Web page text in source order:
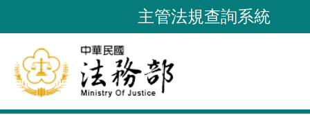
到
要
內
主管法規查詢系統